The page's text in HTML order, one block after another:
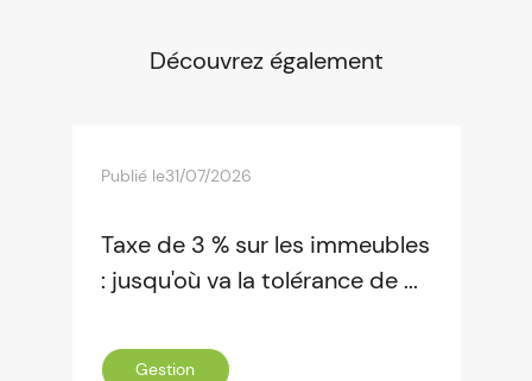
Découvrez également
Publié le31/07/2026
Taxe de 3 % sur les immeubles
: jusqu'où va la tolérance de ...
Gestion